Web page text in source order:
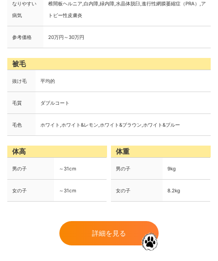
なりやすい
病気
椎間板ヘルニア,白内障,緑内障,水晶体脱臼,進行性網膜萎縮症（PRA）,ア
トピー性皮膚炎
参考価格 20万円～30万円
被毛
抜け毛 平均的
毛質 ダブルコート
毛色 ホワイト,ホワイト&レモン,ホワイト&ブラウン,ホワイト&ブルー
体高
男の子 ～31cm
女の子 ～31cm
体重
男の子 9kg
女の子 8.2kg
詳細を見る